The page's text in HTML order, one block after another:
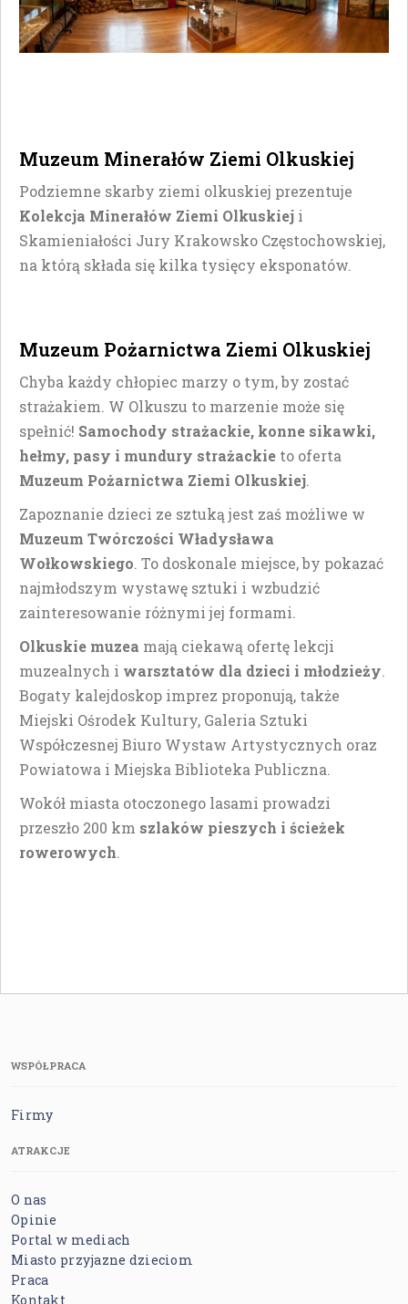
Muzeum Minerałów Ziemi Olkuskiej
Podziemne skarby ziemi olkuskiej prezentuje
Kolekcja Minerałów Ziemi Olkuskiej i
Skamieniałości Jury Krakowsko Częstochowskiej,
na którą składa się kilka tysięcy eksponatów.
Muzeum Pożarnictwa Ziemi Olkuskiej
Chyba każdy chłopiec marzy o tym, by zostać
strażakiem. W Olkuszu to marzenie może się
spełnić! Samochody strażackie, konne sikawki,
hełmy, pasy i mundury strażackie to oferta
Muzeum Pożarnictwa Ziemi Olkuskiej.
Zapoznanie dzieci ze sztuką jest zaś możliwe w
Muzeum Twórczości Władysława
Wołkowskiego. To doskonale miejsce, by pokazać
najmłodszym wystawę sztuki i wzbudzić
zainteresowanie różnymi jej formami.
Olkuskie muzea mają ciekawą ofertę lekcji
muzealnych i warsztatów dla dzieci i młodzieży.
Bogaty kalejdoskop imprez proponują, także
Miejski Ośrodek Kultury, Galeria Sztuki
Współczesnej Biuro Wystaw Artystycznych oraz
Powiatowa i Miejska Biblioteka Publiczna.
Wokół miasta otoczonego lasami prowadzi
przeszło 200 km szlaków pieszych i ścieżek
rowerowych.
WSPÓŁPRACA
Firmy
ATRAKCJE
O nas
Opinie
Portal w mediach
Miasto przyjazne dzieciom
Praca
Kontakt